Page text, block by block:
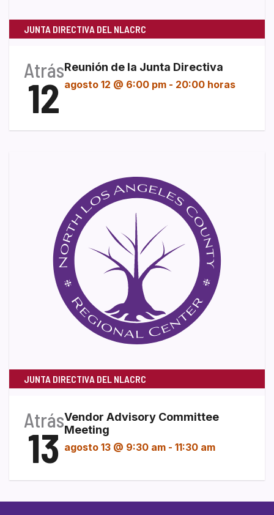
JUNTA DIRECTIVA DEL NLACRC
Atrás
12
Reunión de la Junta Directiva
agosto 12 @ 6:00 pm - 20:00 horas
JUNTA DIRECTIVA DEL NLACRC
Atrás
13
Vendor Advisory Committee
Meeting
agosto 13 @ 9:30 am - 11:30 am